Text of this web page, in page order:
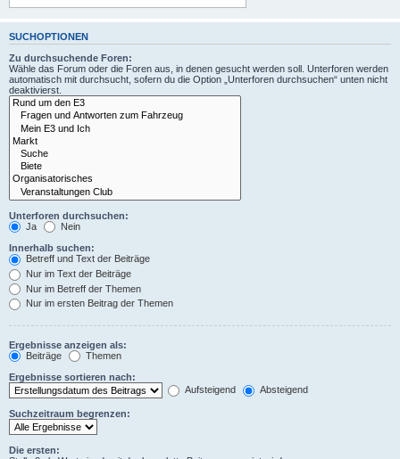
SUCHOPTIONEN
Zu durchsuchende Foren:
Wähle das Forum oder die Foren aus, in denen gesucht werden soll. Unterforen werden
automatisch mit durchsucht, sofern du die Option „Unterforen durchsuchen“ unten nicht
deaktivierst.
Unterforen durchsuchen:
Ja
Nein
Innerhalb suchen:
Betreff und Text der Beiträge
Nur im Text der Beiträge
Nur im Betreff der Themen
Nur im ersten Beitrag der Themen
Ergebnisse anzeigen als:
Beiträge
Themen
Ergebnisse sortieren nach:
Aufsteigend
Absteigend
Suchzeitraum begrenzen:
Die ersten: